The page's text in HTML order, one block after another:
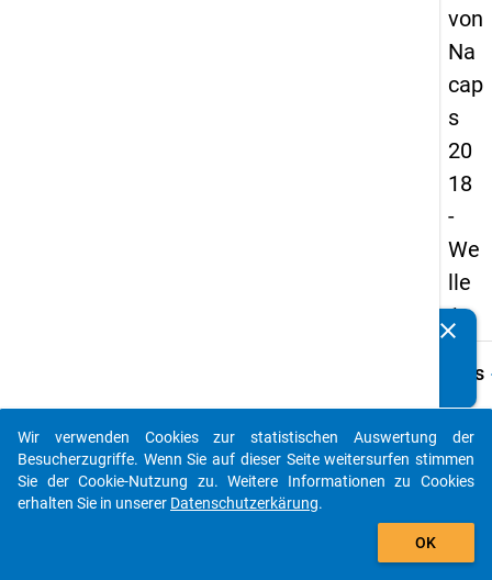
von
Na
cap
s
20
18
-
We
lle
1
Details
B21.1
clear
auto_stories
add_shopping_cart
Wir verwenden Cookies zur statistischen Auswertung der
Besucherzugriffe. Wenn Sie auf dieser Seite weitersurfen stimmen
Sie der Cookie-Nutzung zu. Weitere Informationen zu Cookies
erhalten Sie in unserer Datenschutzerkärung.
OK